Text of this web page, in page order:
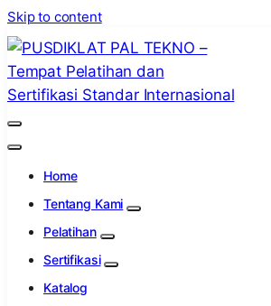
Skip to content
PUSDIKLAT PAL TEKNO
Internasional
Home
Tentang Kami
Pelatihan
Sertifikasi
Katalog